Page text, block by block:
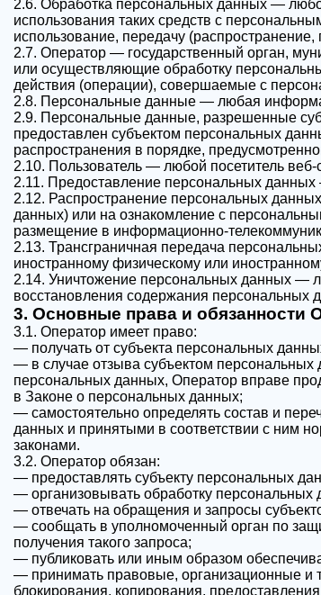
2.6. Обработка персональных данных —
использования таких средств с
использование, передачу
2.7. Оператор — государственный орган,
или осуществляющие обработку
действия (операции), совершаемые с
2.8. Персональные данные — любая
2.9. Персональные данные, разрешенные
предоставлен субъектом персональных
распространения в порядке,
2.10. Пользователь — любой посетитель
2.11. Предоставление персональных
2.12. Распространение персональных
данных) или на ознакомление с
размещение в информационно-
2.13. Трансграничная передача
иностранному физическому или
2.14. Уничтожение персональных данных —
восстановления содержания
3. Основные права и обязанности
3.1. Оператор имеет право:
— получать от субъекта персональных
— в случае отзыва субъектом
персональных данных, Оператор вправе
в Законе о персональных данных;
— самостоятельно определять состав и
данных и принятыми в соответствии с ним
законами.
3.2. Оператор обязан:
— предоставлять субъекту персональных
— организовывать обработку
— отвечать на обращения и запросы
— сообщать в уполномоченный орган по
получения такого запроса;
— публиковать или иным образом
— принимать правовые, организационные и
блокирования, копирования,